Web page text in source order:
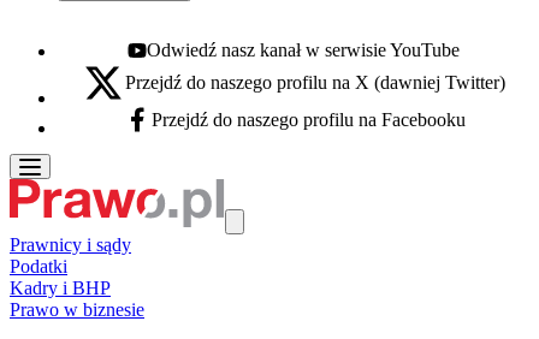
Youtube - otwiera się w nowej karcie
Odwiedź nasz kanał w serwisie YouTube
X - otwiera się w nowej karcie
Przejdź do naszego profilu na X (dawniej Twitter)
Facebook - otwiera się w nowej karcie
Przejdź do naszego profilu na Facebooku
Prawnicy i sądy
Podatki
Kadry i BHP
Prawo w biznesie